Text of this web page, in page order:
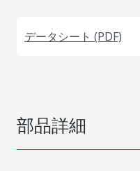
データシート (PDF)
部品詳細